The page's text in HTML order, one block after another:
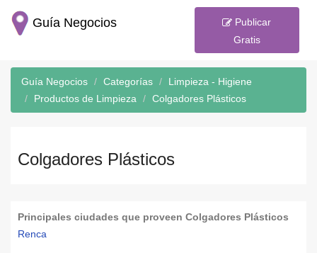
Guía Negocios
Publicar
Gratis
Guía Negocios Categorías
Limpieza - Higiene
Productos de Limpieza
Colgadores Plásticos
Colgadores Plásticos
Principales ciudades que proveen Colgadores Plásticos
Renca